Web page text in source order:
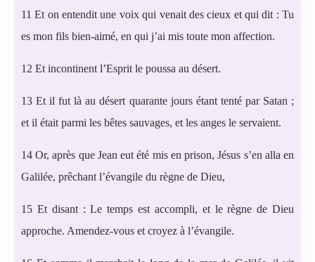
11 Et on entendit une voix qui venait des cieux et qui dit : Tu
es mon fils bien-aimé, en qui j’ai mis toute mon affection.
12 Et incontinent l’Esprit le poussa au désert.
13 Et il fut là au désert quarante jours étant tenté par Satan ;
et il était parmi les bêtes sauvages, et les anges le servaient.
14 Or, après que Jean eut été mis en prison, Jésus s’en alla en
Galilée, prêchant l’évangile du règne de Dieu,
15 Et disant : Le temps est accompli, et le règne de Dieu
approche. Amendez-vous et croyez à l’évangile.